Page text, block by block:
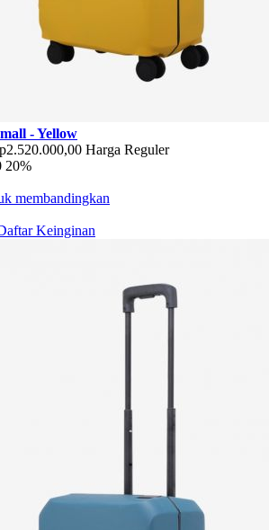
- Yellow
Harga Reguler
20%
membandingkan
Keinginan